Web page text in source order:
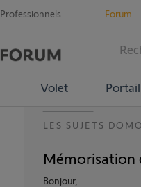
Professionnels Forum
Volet Portail
LES SUJETS
Mémorisation
Bonjour,